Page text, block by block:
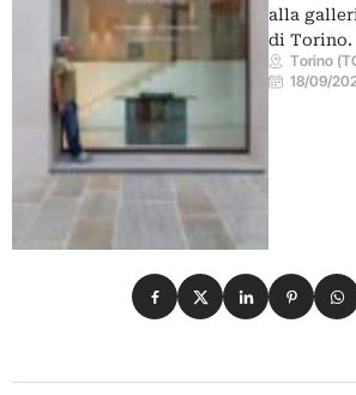
alla
di Torino.
Torino
18/09/
Condividi su Facebook
Condividi su X
Condividi su
Condividi